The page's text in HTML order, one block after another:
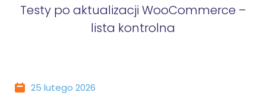
Optymalizacja Wordpress
Programista WordPress
BEZPIECZEŃSTWO
Comarch ERP Optima
Furgonetka
Audyt wydajności
Consent Mode v2
Omnibus
INNE
Marketing WordPress
Pozycjonowanie WordPress
Testy po aktualizacji WooCommerce –
lista kontrolna
25 lutego 2026